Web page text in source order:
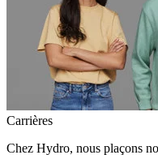
Carrières
Chez Hydro, nous plaçons